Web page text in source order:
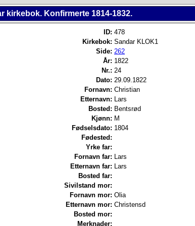
kirkebok. Konfirmerte 1814-1832.
ID: 478
Kirkebok: Sandar KLOK1
Side: 262
År: 1822
Nr.: 24
Dato: 29.09.1822
Fornavn: Christian
Etternavn: Lars
Bosted: Bentsrød
Kjønn: M
Fødselsdato: 1804
Fødested:
Yrke far:
Fornavn far: Lars
Etternavn far: Lars
Bosted far:
Sivilstand mor:
Fornavn mor: Olia
Etternavn mor: Christensd
Bosted mor:
Merknader: